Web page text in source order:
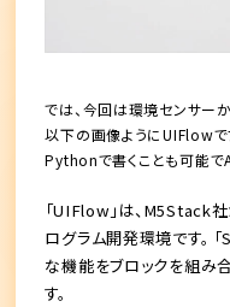
では、今回は環境センサー
以下の画像ようにUIFlowで
Pythonで書くことも可能で
「UIFlow」は、M5Stack
ログラム開発環境です。
な機能をブロックを組み
す。